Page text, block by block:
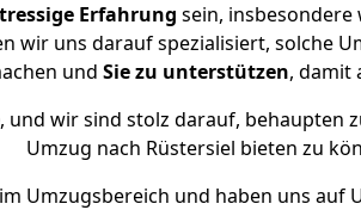
Erfahrung sein, insbesondere
wir uns darauf spezialisiert, solche
und Sie zu unterstützen, damit
, und wir sind stolz darauf, behaupten
Umzug nach Rüstersiel bieten zu
im Umzugsbereich und haben uns auf